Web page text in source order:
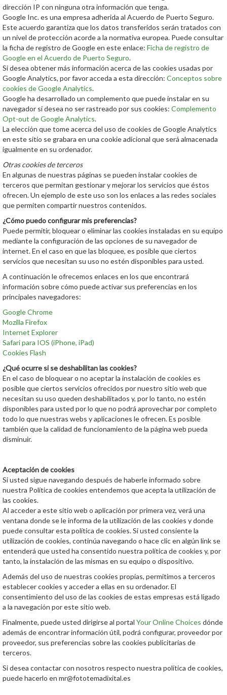
dirección IP con ninguna otra información que tenga.
Google Inc. es una empresa adherida al Acuerdo de Puerto Seguro.
Este acuerdo garantiza que los datos transferidos serán tratados con
un nivel de protección acorde a la normativa europea. Puede consultar
la ficha de registro de Google en este enlace: Ficha de registro de
Google en el Acuerdo de Puerto Seguro.
Si desea obtener más información acerca de las cookies usadas por
Google Analytics, por favor acceda a esta dirección: Conceptos sobre
cookies de Google Analytics.
Google ha desarrollado un complemento que puede instalar en su
navegador si desea no ser rastreado por sus cookies: Complemento
Opt-out de Google Analytics.
La elección que tome acerca del uso de cookies de Google Analytics
en este sitio se grabara en una cookie adicional que será almacenada
igualmente en su ordenador.
Otras cookies de terceros
En algunas de nuestras páginas se pueden instalar cookies de
terceros que permitan gestionar y mejorar los servicios que éstos
ofrecen. Un ejemplo de este uso son los enlaces a las redes sociales
que permiten compartir nuestros contenidos.
¿Cómo puedo configurar mis preferencias?
Puede permitir, bloquear o eliminar las cookies instaladas en su equipo
mediante la configuración de las opciones de su navegador de
internet. En el caso en que las bloquee, es posible que ciertos
servicios que necesitan su uso no estén disponibles para usted.
A continuación le ofrecemos enlaces en los que encontrará
información sobre cómo puede activar sus preferencias en los
principales navegadores:
Google Chrome
Mozilla Firefox
Internet Explorer
Safari para IOS (iPhone, iPad)
Cookies Flash
¿Qué ocurre si se deshabilitan las cookies?
En el caso de bloquear o no aceptar la instalación de cookies es
posible que ciertos servicios ofrecidos por nuestro sitio web que
necesitan su uso queden deshabilitados y, por lo tanto, no estén
disponibles para usted por lo que no podrá aprovechar por completo
todo lo que nuestras webs y aplicaciones le ofrecen. Es posible
también que la calidad de funcionamiento de la página web pueda
disminuir.
Aceptación de cookies
Si usted sigue navegando después de haberle informado sobre
nuestra Política de cookies entendemos que acepta la utilización de
las cookies.
Al acceder a este sitio web o aplicación por primera vez, verá una
ventana donde se le informa de la utilización de las cookies y donde
puede consultar esta política de cookies. Si usted consiente la
utilización de cookies, continúa navegando o hace clic en algún link se
entenderá que usted ha consentido nuestra política de cookies y, por
tanto, la instalación de las mismas en su equipo o dispositivo.
Además del uso de nuestras cookies propias, permitimos a terceros
establecer cookies y acceder a ellas en su ordenador. El
consentimiento del uso de las cookies de estas empresas está ligado
a la navegación por este sitio web.
Finalmente, puede usted dirigirse al portal Your Online Choices dónde
además de encontrar información útil, podrá configurar, proveedor por
proveedor, sus preferencias sobre las cookies publicitarias de
terceros.
Si desea contactar con nosotros respecto nuestra política de cookies,
puede hacerlo en mr@fototemadixital.es